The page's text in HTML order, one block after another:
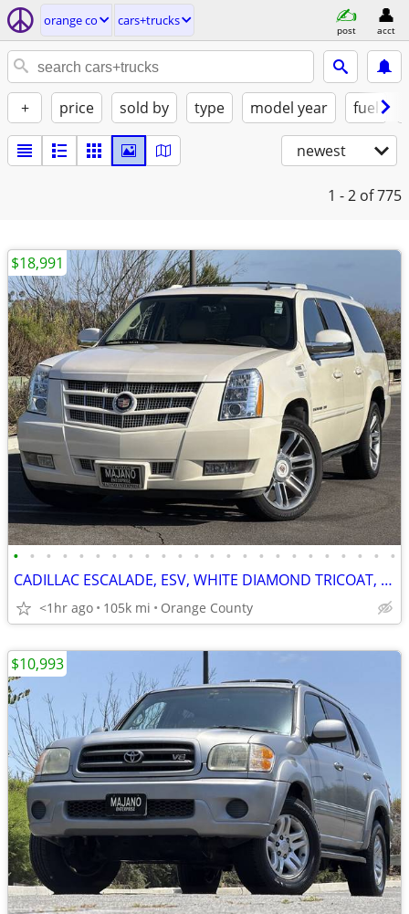
orange co cars+trucks
post acct
+ price sold by type model year fuel
newest
1 - 2 of 775
• • • • • • • • • • • • • • • • • • • • • • • •
CADILLAC ESCALADE, ESV, WHITE DIAMOND TRICOAT, CAPTAIN MIDDLE SEATS
<1hr ago 105k mi Orange County
$18,991
$10,993